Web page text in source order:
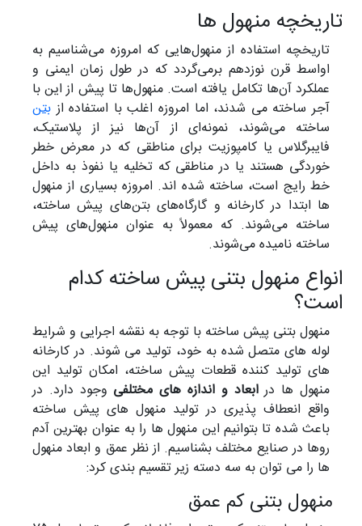
تاریخچه منهول ها
تاریخچه استفاده از منهول‌هایی که امروزه می‌شناسیم به
اواسط قرن نوزدهم برمی‌گردد که در طول زمان ایمنی و
عملکرد آن‌ها تکامل یافته‌ است. منهول‌ها تا پیش از این با
آجر ساخته می شدند، اما امروزه اغلب با استفاده از بتن
ساخته می‌شوند، نمونه‌ای از آن‌ها نیز از پلاستیک،
فایبرگلاس یا کامپوزیت برای مناطقی که در معرض خطر
خوردگی هستند یا در مناطقی که تخلیه یا نفوذ به داخل
خط رایج است، ساخته شده اند. امروزه بسیاری از منهول
ها ابتدا در کارخانه و گارگاه‌های بتن‌های پیش ساخته،
ساخته می‌شوند. که معمولاً به عنوان منهول‌های پیش
ساخته نامیده می‌شوند.
انواع منهول بتنی پیش ساخته کدام
است؟
منهول بتنی پیش ساخته با توجه به نقشه اجرایی و شرایط
لوله های متصل شده به خود، تولید می شوند. در کارخانه
های تولید کننده قطعات پیش ساخته، امکان تولید این
منهول ها درابعاد و اندازه های مختلفیوجود دارد. در
واقع انعطاف پذیری در تولید منهول های پیش ساخته
باعث شده تا بتوانیم این منهول ها را به عنوان بهترین آدم
روها در صنایع مختلف بشناسیم. از نظر عمق و ابعاد منهول
ها را می توان به سه دسته زیر تقسیم بندی کرد:
منهول بتنی کم عمق